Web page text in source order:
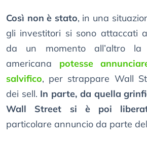
Così non è stato, in una
gli investitori si sono attaccati
da un momento all’altro la
americana potesse
salvifico, per strappare Wall
dei sell. In parte, da quella
Wall Street si è poi
particolare annuncio da parte